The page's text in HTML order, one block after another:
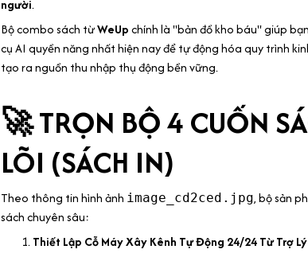
người.
Bộ combo sách từWeUpchính là "bản đồ kho báu" giúp
cụ AI quyền năng nhất hiện nay để tự động hóa quy trình
tạo ra nguồn thu nhập thụ động bền vững.
🚀 TRỌN BỘ 4 CUỐN
LÕI (SÁCH IN)
Theo thông tin hình ảnh image_cd2ced.jpg, bộ sản
sách chuyên sâu:
Thiết Lập Cỗ Máy Xây Kênh Tự Động 24/24 Từ Trợ